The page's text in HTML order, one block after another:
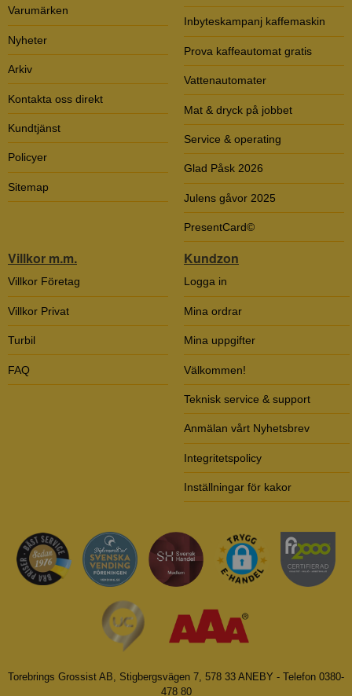
Varumärken
Nyheter
Arkiv
Kontakta oss direkt
Kundtjänst
Policyer
Sitemap
Inbyteskampanj kaffemaskin
Prova kaffeautomat gratis
Vattenautomater
Mat & dryck på jobbet
Service & operating
Glad Påsk 2026
Julens gåvor 2025
PresentCard©
Villkor m.m.
Villkor Företag
Villkor Privat
Turbil
FAQ
Kundzon
Logga in
Mina ordrar
Mina uppgifter
Välkommen!
Teknisk service & support
Anmälan vårt Nyhetsbrev
Integritetspolicy
Inställningar för kakor
Torebrings Grossist AB, Stigbergsvägen 7, 578 33 ANEBY - Telefon 0380-
478 80